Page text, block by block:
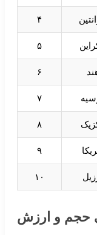
۴
۵
۶
۷
۸
۹
۱۰
حجم و ارزش